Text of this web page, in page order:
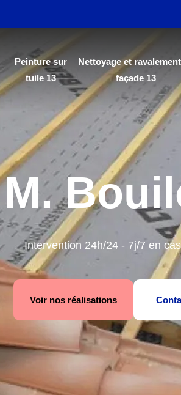
Peinture sur
tuile 13
Nettoyage et
façade 13
M.
Intervention 24h/24 - 7j/7 en
Voir nos réalisations